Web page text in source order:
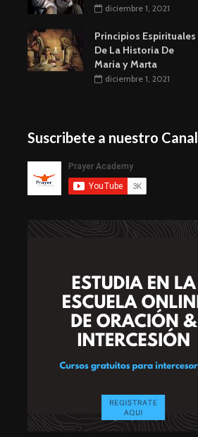
diciembre 1, 2021
Principios Espirituales
De La Historia De
Maria y Marta
diciembre 1, 2021
Suscribete a nuestro Canal